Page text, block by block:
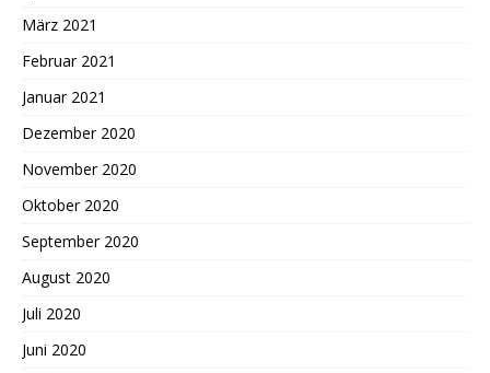
März 2021
Februar 2021
Januar 2021
Dezember 2020
November 2020
Oktober 2020
September 2020
August 2020
Juli 2020
Juni 2020